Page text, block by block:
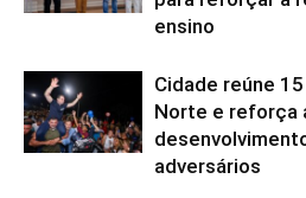
ensino
Cidade reúne
Norte e reforça
adversários